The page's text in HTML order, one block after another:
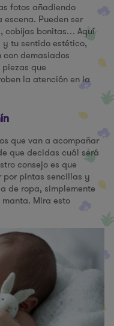
fotos añadiendo
Pueden ser
cobijas bonitas… Aquí
tu sentido estético,
demasiados
que
la atención en la
que van a acompañar
que decidas cuál será
consejo es que
por pintas sencillas y
de ropa, simplemente
Mira esto